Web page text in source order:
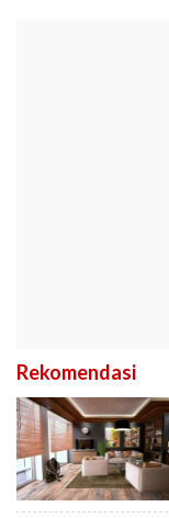
Rekomendasi